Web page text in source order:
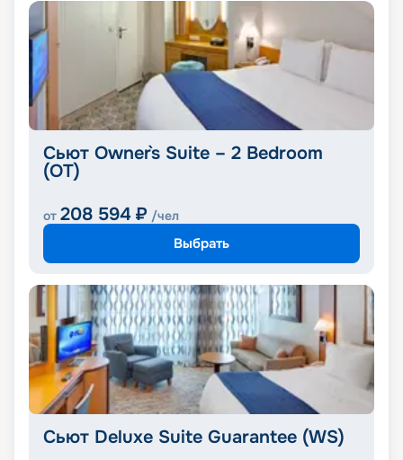
Сьют Owner`s Suite – 2 Bedroom
(OT)
от 208 594 ₽ /чел
Выбрать
Сьют Deluxe Suite Guarantee (WS)